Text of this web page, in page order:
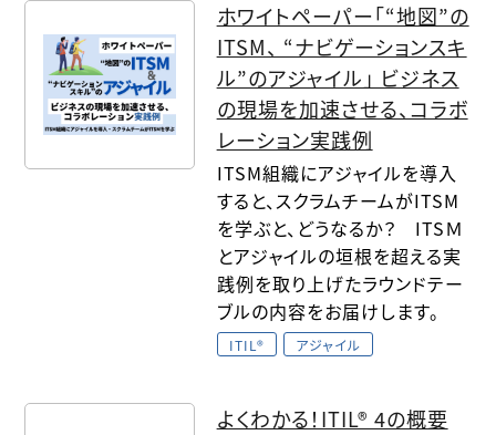
ホワイトペーパー「“地図”の
ITSM、 “ナビゲーションスキ
ル”のアジャイル」 ビジネス
の現場を加速させる、コラボ
レーション実践例
ITSM組織にアジャイルを導入
すると、スクラムチームがITSM
を学ぶと、どうなるか？ ITSＭ
とアジャイルの垣根を超える実
践例を取り上げたラウンドテー
ブルの内容をお届けします。
ITIL® アジャイル
よくわかる！ITIL® 4の概要